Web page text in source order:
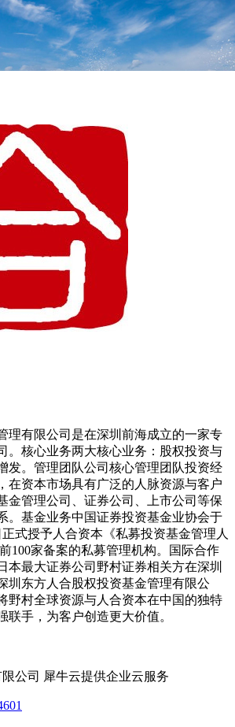
理有限公司是在深圳前海成立的一家专
。核心业务两大核心业务：股权投资与
发。管理团队公司核心管理团队投资经
在资本市场具有广泛的人脉资源与客户
金管理公司、证券公司、上市公司等保
。基金业务中国证券投资基金业协会于
正式授予人合资本《私募投资基金管理人
100家备案的私募管理机构。国际合作
本最大证券公司野村证券相关方在深圳
圳东方人合股权投资基金管理有限公
野村全球资源与人合资本在中国的独特
联手，为客户创造更大价值。
公司 犀牛云提供企业云服务